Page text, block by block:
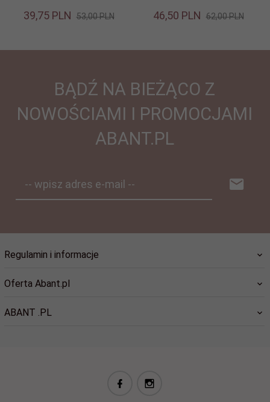
39,75 PLN 53,00 PLN 46,50 PLN 62,00 PLN
BĄDŹ NA BIEŻĄCO Z
NOWOŚCIAMI I PROMOCJAMI
ABANT.PL
-- wpisz adres e-mail --
Regulamin i informacje
Oferta Abant.pl
ABANT .PL